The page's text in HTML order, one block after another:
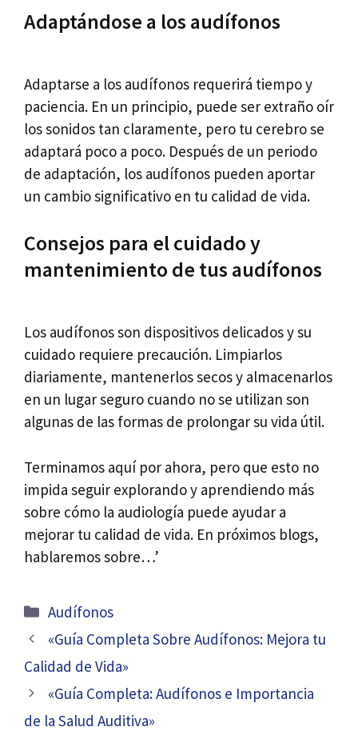
Adaptándose a los audífonos
Adaptarse a los audífonos requerirá tiempo y
paciencia. En un principio, puede ser extraño oír
los sonidos tan claramente, pero tu cerebro se
adaptará poco a poco. Después de un periodo
de adaptación, los audífonos pueden aportar
un cambio significativo en tu calidad de vida.
Consejos para el cuidado y
mantenimiento de tus audífonos
Los audífonos son dispositivos delicados y su
cuidado requiere precaución. Limpiarlos
diariamente, mantenerlos secos y almacenarlos
en un lugar seguro cuando no se utilizan son
algunas de las formas de prolongar su vida útil.
Terminamos aquí por ahora, pero que esto no
impida seguir explorando y aprendiendo más
sobre cómo la audiología puede ayudar a
mejorar tu calidad de vida. En próximos blogs,
hablaremos sobre…’
Categorías
Audífonos
Navegación
de
«Guía Completa Sobre Audífonos: Mejora tu
Calidad de Vida»
«Guía Completa: Audífonos e Importancia
de la Salud Auditiva»